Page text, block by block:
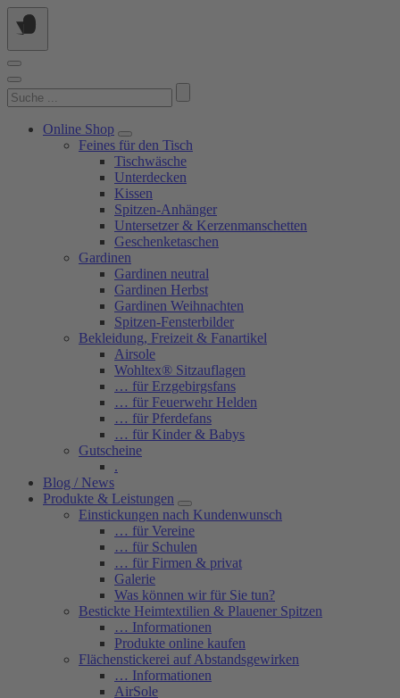
Springe
zum
Suchen
nach:
Online Shop
Feines für den Tisch
Tischwäsche
Unterdecken
Kissen
Spitzen-Anhänger
Untersetzer & Kerzenmanschetten
Geschenketaschen
Gardinen
Gardinen neutral
Gardinen Herbst
Gardinen Weihnachten
Spitzen-Fensterbilder
Bekleidung, Freizeit & Fanartikel
Airsole
Wohltex® Sitzauflagen
… für Erzgebirgsfans
… für Feuerwehr Helden
… für Pferdefans
… für Kinder & Babys
Gutscheine
.
Blog / News
Produkte & Leistungen
Einstickungen nach Kundenwunsch
… für Vereine
… für Schulen
… für Firmen & privat
Galerie
Was können wir für Sie tun?
Bestickte Heimtextilien & Plauener Spitzen
… Informationen
Produkte online kaufen
Flächenstickerei auf Abstandsgewirken
… Informationen
AirSole